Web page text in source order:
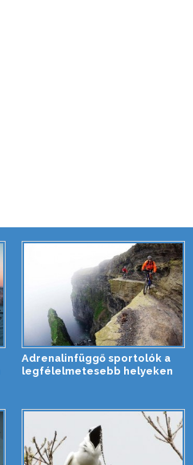
Adrenalinfüggő sportolók a
legfélelmetesebb helyeken